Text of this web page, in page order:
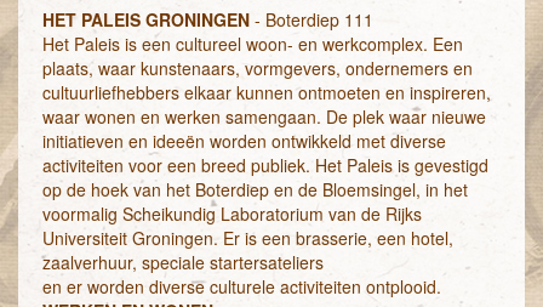
HET PALEIS GRONINGEN - Boterdiep 111
Het Paleis is een cultureel woon- en werkcomplex. Een
plaats, waar kunstenaars, vormgevers, ondernemers en
cultuurliefhebbers elkaar kunnen ontmoeten en inspireren,
waar wonen en werken samengaan. De plek waar nieuwe
initiatieven en ideeën worden ontwikkeld met diverse
activiteiten voor een breed publiek. Het Paleis is gevestigd
op de hoek van het Boterdiep en de Bloemsingel, in het
voormalig Scheikundig Laboratorium van de Rijks
Universiteit Groningen. Er is een brasserie, een hotel,
zaalverhuur, speciale startersateliers
en er worden diverse culturele activiteiten ontplooid.